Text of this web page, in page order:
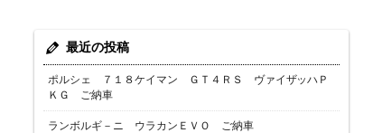
最近の投稿
ポルシェ ７１８ケイマン ＧＴ４ＲＳ ヴァイザッハＰ
ＫＧ ご納車
ランボルギ－ニ ウラカンＥＶＯ ご納車